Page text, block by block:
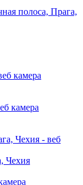
полоса, Прага,
Чехия